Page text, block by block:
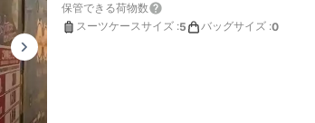
保管できる荷物数
スーツケースサイズ :5 バッグサイズ :0